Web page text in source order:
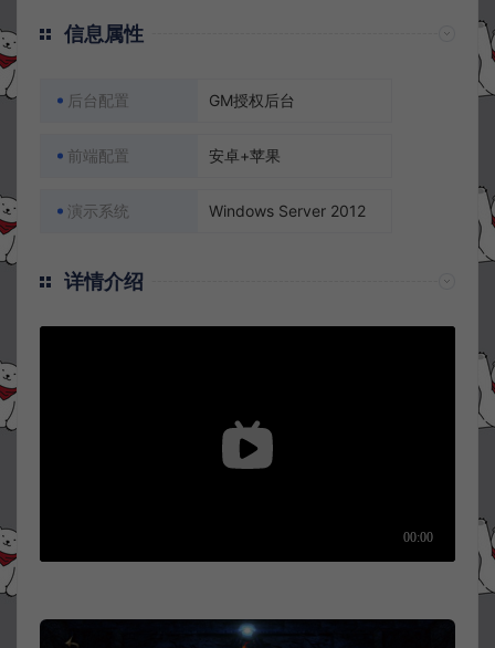
信息属性
后台配置 GM授权后台
前端配置 安卓+苹果
演示系统 Windows Server 2012
详情介绍